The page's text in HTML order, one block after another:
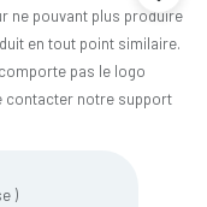
ne pouvant plus produire
en tout point similaire.
pas le logo
contacter notre support
)